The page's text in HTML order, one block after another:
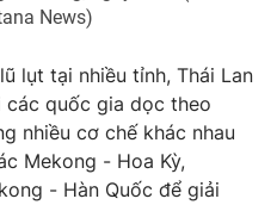
Vươn mình bằng AI
VTV8
News)
lụt tại nhiều tỉnh, Thái Lan
quốc gia dọc theo
nhiều cơ chế khác nhau
Mekong - Hoa Kỳ,
- Hàn Quốc để giải